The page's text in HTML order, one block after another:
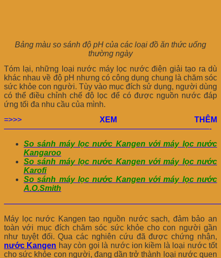
Bảng màu so sánh độ pH của các loại đồ ăn thức uống
thường ngày
Tóm lại, những loại nước máy lọc nước điện giải tạo ra dù
khác nhau về độ pH nhưng có công dụng chung là chăm sóc
sức khỏe con người. Tùy vào mục đích sử dụng, người dùng
có thể điều chỉnh chế độ lọc để có được nguồn nước đáp
ứng tối đa nhu cầu của mình.
=>>> XEM THÊM
——————————————————————————-
So sánh máy lọc nước Kangen với máy lọc nước
Kangaroo
So sánh máy lọc nước Kangen với máy lọc nước
Karofi
So sánh máy lọc nước Kangen với máy lọc nước
A.O.Smith
Máy lọc nước Kangen tạo nguồn nước sạch, đảm bảo an
toàn với mục đích chăm sóc sức khỏe cho con người gần
như tuyệt đối. Qua các nghiên cứu đã được chứng nhận,
nước Kangen hay còn gọi là nước ion kiềm là loại nước tốt
cho sức khỏe con người, đang dần trở thành loại nước quen